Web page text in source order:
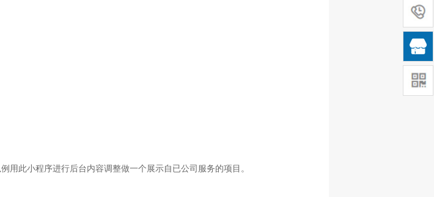
用此小程序进行后台内容调整做一个展示自已公司服务的项目。
